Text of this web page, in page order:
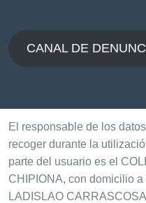
CANAL DE
El responsable de los
recoger durante la
parte del usuario es el
CHIPIONA, con domicilio
LADISLAO